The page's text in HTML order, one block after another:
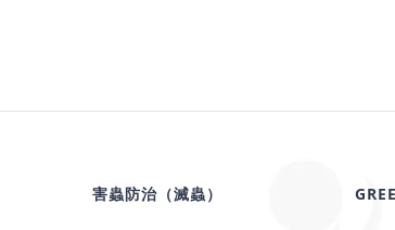
害蟲防治（滅蟲）